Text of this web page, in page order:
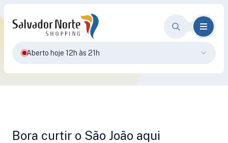
Aberto hoje 12h às 21h
Bora curtir o São João aqui